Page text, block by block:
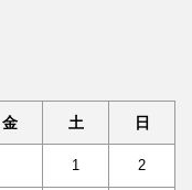
金 土 日
1 2